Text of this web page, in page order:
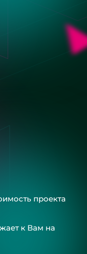
проекта
к Вам на